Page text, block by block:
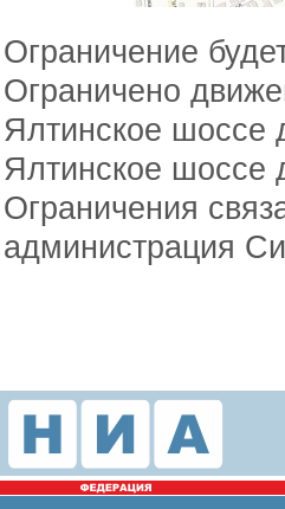
Ограничение
Ограничено
Ялтинское шоссе
Ялтинское
Ограничения
администрация